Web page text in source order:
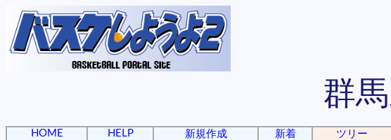
群
HOME HELP 新規作成 新着 ツリー